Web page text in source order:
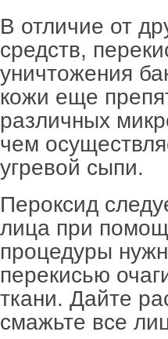
В отличие от
средств,
уничтожения
кожи еще
различных
чем
угревой сыпи.
Пероксид
лица при
процедуры
перекисью
ткани. Дайте
смажьте все